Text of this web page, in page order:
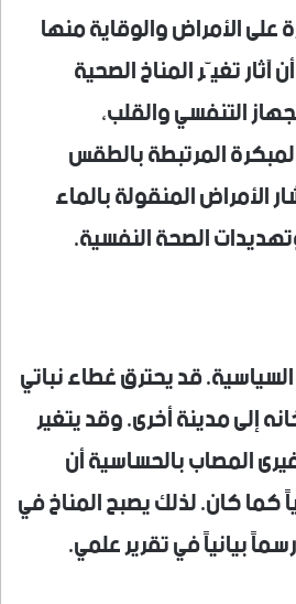
الأمراض والوقاية منها
آثار تغيّر المناخ الصحية
التنفسي والقلب،
المرتبطة بالطقس
الأمراض المنقولة بالماء
الصحة النفسية.
قد يحترق غطاء نباتي
إلى مدينة أخرى. وقد يتغير
المصاب بالحساسية أن
كان. لذلك يصبح المناخ في
بيانياً في تقرير علمي.